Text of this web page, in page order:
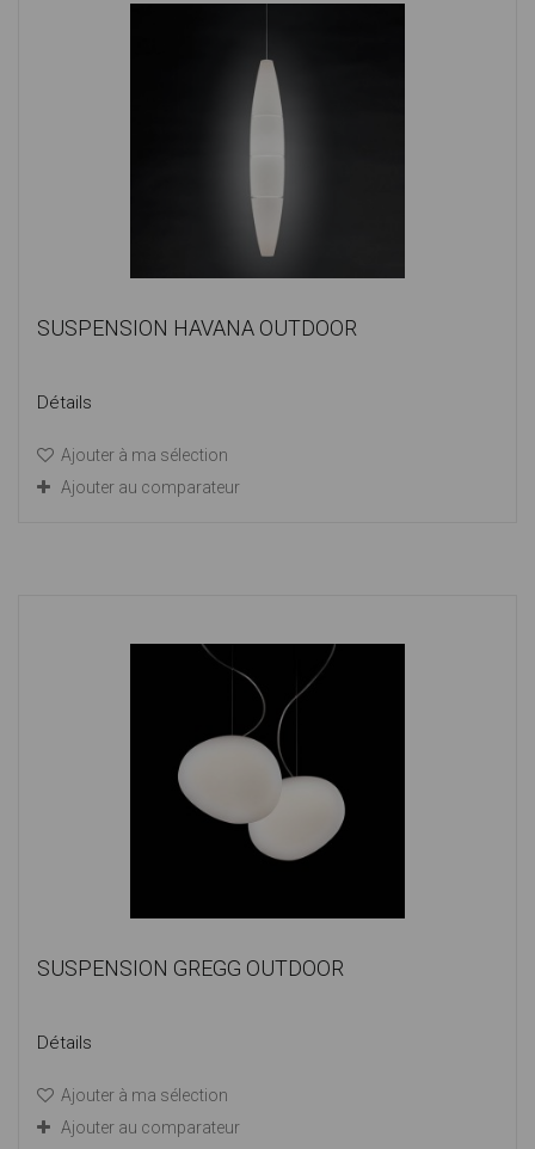
SUSPENSION HAVANA OUTDOOR
Détails
Ajouter à ma sélection
Ajouter au comparateur
SUSPENSION GREGG OUTDOOR
Détails
Ajouter à ma sélection
Ajouter au comparateur